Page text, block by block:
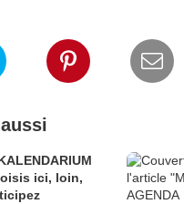
ici, loin,